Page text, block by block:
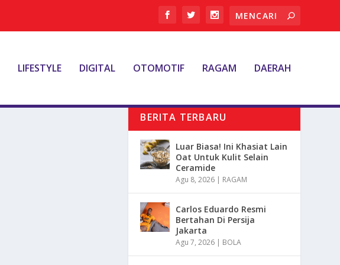
LIFESTYLE DIGITAL OTOMOTIF RAGAM DAERAH
BERITA TERBARU
Luar Biasa! Ini Khasiat Lain
Oat Untuk Kulit Selain
Ceramide
Agu 8, 2026 | RAGAM
Carlos Eduardo Resmi
Bertahan Di Persija
Jakarta
Agu 7, 2026 | BOLA